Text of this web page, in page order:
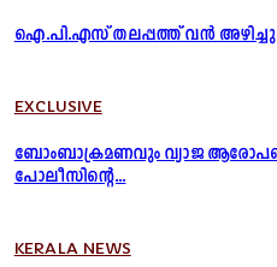
ഐ.പി.എസ് തലപ്പത്ത് വൻ
EXCLUSIVE
ബോംബാക്രമണവും വ്യാജ
പോലീസിന്റെ...
KERALA NEWS